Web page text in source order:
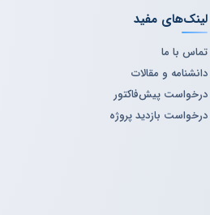
لینک‌های مفید
تماس با ما
دانشنامه و مقالات
درخواست پیش‌فاکتور
درخواست بازدید پروژه